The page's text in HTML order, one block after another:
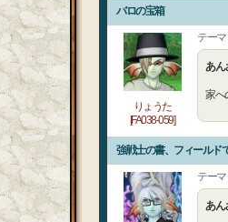
バロの宝箱
りょうた
[FA038-059]
テー
あん
家へ
強戦士の書、フィールド
テー
あん